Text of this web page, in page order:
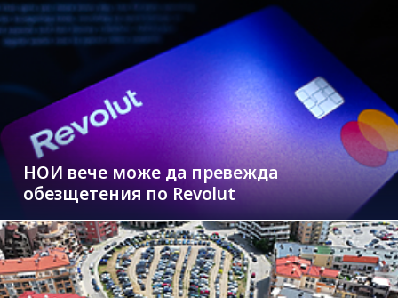
НОИ вече може да превежда
обезщетения по Revolut